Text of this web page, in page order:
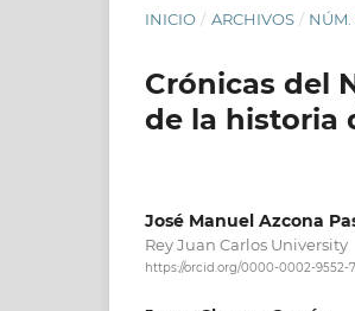
INICIO / ARCHIVOS / NÚM.
Crónicas del
de la historia
José Manuel Azcona
Rey Juan Carlos University
https://orcid.org/0000-0002-9552-